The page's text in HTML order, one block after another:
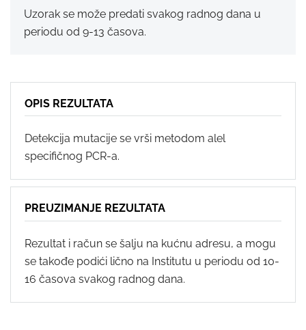
Uzorak se može predati svakog radnog dana u
periodu od 9-13 časova.
OPIS REZULTATA
Detekcija mutacije se vrši metodom alel
specifičnog PCR-a.
PREUZIMANJE REZULTATA
Rezultat i račun se šalju na kućnu adresu, a mogu
se takođe podići lično na Institutu u periodu od 10-
16 časova svakog radnog dana.